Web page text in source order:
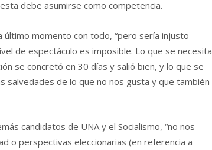
debe asumirse como competencia.
último momento con todo, “pero sería injusto
de espectáculo es imposible. Lo que se necesita
se concretó en 30 días y salió bien, y lo que se
salvedades de lo que no nos gusta y que también
candidatos de UNA y el Socialismo, “no nos
o perspectivas eleccionarias (en referencia a